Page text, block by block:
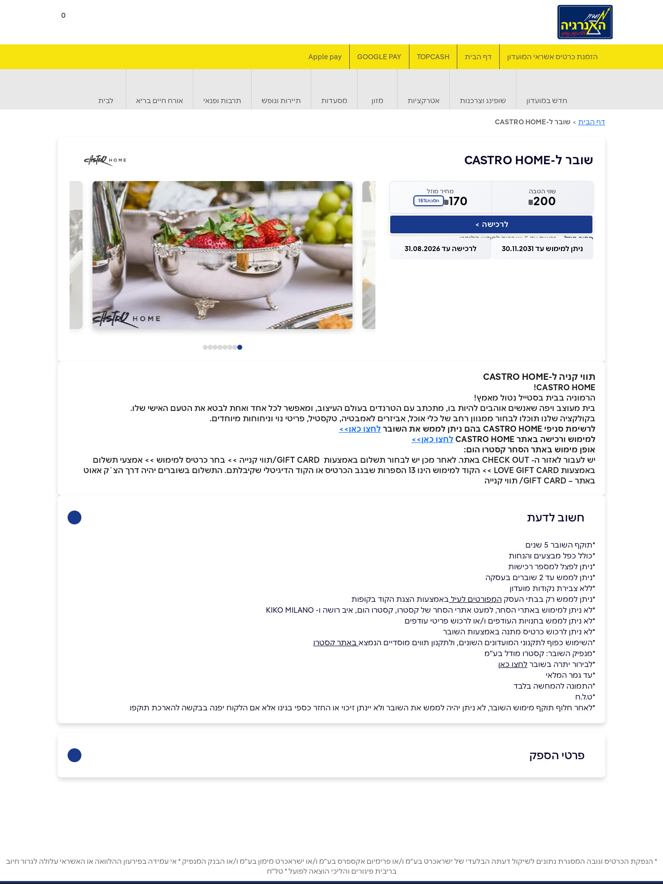
0
הזמנת כרטיס אשראי המועדון דף הבית TOPCASH
GOOGLE PAY
Apple pay
חדש במועדון שופינג וצרכנות אטרקציות מזון מסעדות תיירות ונופש תרבות ופנאי אורח חיים בריא לבית
דף הבית > שובר ל-CASTRO HOME
שובר ל-CASTRO HOME
שווי הטבה
₪200
מחיר מוזל
₪170 חסכת15%
לרכישה >
מחיר מוזל — זכאות עד 5 שוברים לחודש קלנדרי
ניתן למימוש עד 30.11.2031 לרכישה עד 31.08.2026
תווי קניה ל-CASTRO HOME
CASTRO HOME!
הרמוניה בבית בסטייל נטול מאמץ!
בית מעוצב ויפה שאנשים אוהבים להיות בו, מתכתב עם הטרנדים בעולם העיצוב, ומאפשר לכל אחד ואחת לבטא את הטעם האישי שלו.
בקולקציה שלנו תוכלו לבחור ממגוון רחב של כלי אוכל, אביזרים לאמבטיה, טקסטיל, פריטי נוי וניחוחות מיוחדים.
לרשימת סניפי CASTRO HOME בהם ניתן לממש את השובר
לחצו כאן>>
למימוש ורכישה באתר CASTRO HOME
לחצו כאן>>
אופן מימוש באתר הסחר קסטרו הום:
יש לעבור לאזור ה- CHECK OUT באתר. לאחר מכן יש לבחור תשלום באמצעות GIFT CARD/תווי קנייה >> בחר כרטיס למימוש >> אמצעי תשלום
באמצעות LOVE GIFT CARD >> הקוד למימוש הינו 13 הספרות שבגב הכרטיס או הקוד הדיגיטלי שקיבלתם. התשלום בשוברים יהיה דרך הצ`ק אאוט
באתר – GIFT CARD/ תווי קנייה
חשוב לדעת
*תוקף השובר 5 שנים
*כולל כפל מבצעים והנחות
*ניתן לפצל למספר רכישות
*ניתן לממש עד 2 שוברים בעסקה
*ללא צבירת נקודות מועדון
*ניתן לממש רק בבתי העסק המפורטים לעיל באמצעות הצגת הקוד בקופות
*לא ניתן למימוש באתרי הסחר, למעט אתרי הסחר של קסטרו, קסטרו הום, איב רושה ו- KIKO MILANO
*לא ניתן לממש בחנויות העודפים ו/או לרכוש פריטי עודפים
*לא ניתן לרכוש כרטיס מתנה באמצעות השובר
*השימוש כפוף לתקנוני המועדונים השונים, ולתקנון תווים מוסדיים הנמצא באתר קסטרו
*מנפיק השובר: קסטרו מודל בע"מ
*לבירור יתרה בשובר לחצו כאן
*עד גמר המלאי
*התמונה להמחשה בלבד
*ט.ל.ח
*לאחר חלוף תוקף מימוש השובר, לא ניתן יהיה לממש את השובר ולא יינתן זיכוי או החזר כספי בגינו אלא אם הלקוח יפנה בבקשה להארכת תוקפו
פרטי הספק
* הנפקת הכרטיס וגובה המסגרת נתונים לשיקול דעתה הבלעדי של ישראכרט בע"מ ו/או פרימיום אקספרס בע"מ ו/או ישראכרט מימון בע"מ ו/או הבנק המנפיק * אי עמידה בפירעון ההלוואה או האשראי עלולה לגרור חיוב
בריבית פיגורים והליכי הוצאה לפועל * טל"ח